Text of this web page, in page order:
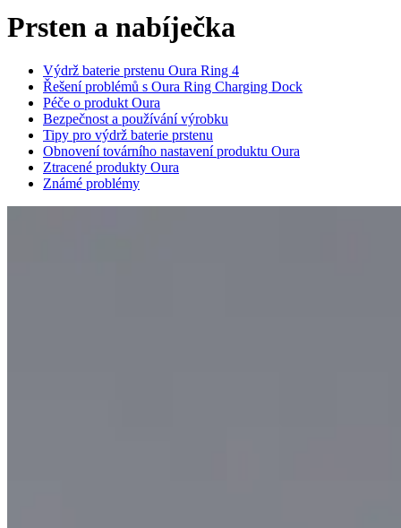
Prsten a nabíječka
Výdrž baterie prstenu Oura Ring 4
Řešení problémů s Oura Ring Charging Dock
Péče o produkt Oura
Bezpečnost a používání výrobku
Tipy pro výdrž baterie prstenu
Obnovení továrního nastavení produktu Oura
Ztracené produkty Oura
Známé problémy